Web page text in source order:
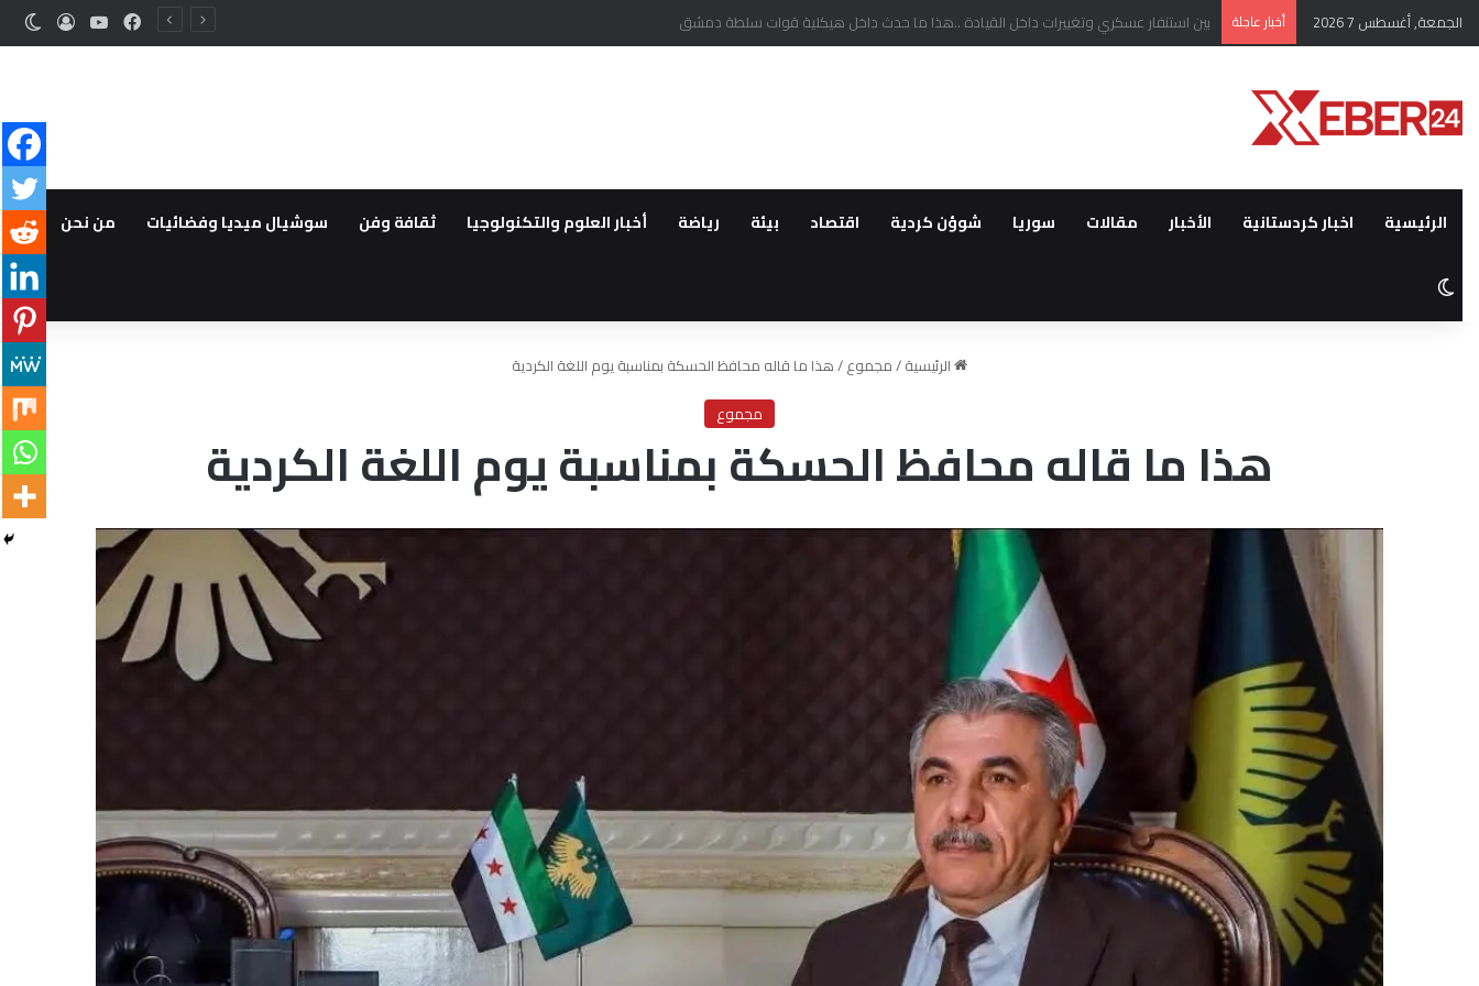
الجمعة, أغسطس 7 2026 أخبار عاجلة مجلة أمريكية تؤكد تراجع أعداد المسيحيين في عهد سلطة دمشق وعدم سلامة سوريا للعيش فيها بسبب الانتهاكات فيسبوك‫YouTube
تسجيل
الرئيسية اخبار كردستانية الأخبار مقالات سوريا شوؤن كردية اقتصاد بيئة رياضة أخبار العلوم والتكنولوجيا ثقافة وفن سوشيال ميديا وفضائيات من نحن
الوضع المظلم
الرئيسية/مجموع/هذا ما قاله محافظ الحسكة بمناسبة يوم اللغة الكردية
مجموع
هذا ما قاله محافظ الحسكة بمناسبة يوم اللغة الكردية